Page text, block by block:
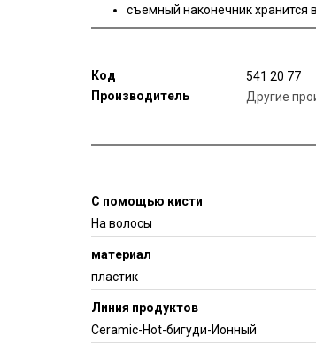
съемный наконечник хранится
Код
541 20 77
Производитель
Другие
С помощью кисти
На волосы
материал
пластик
Линия продуктов
Ceramic-Hot-бигуди-Ионный